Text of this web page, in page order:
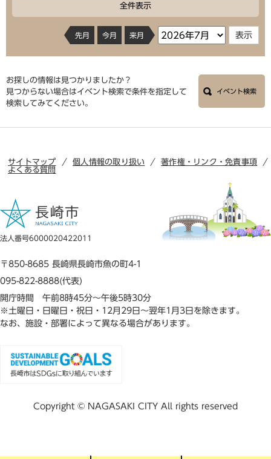
全件表示
先月 今月 来月
お探しの情報は見つかりましたか？
見つからない場合はイベント検索で条件を指定して
検索してみてください。
イベント検索
サイトマップ 個人情報の取り扱い
著作権・リンク・免責事項
よくある質問
法人番号6000020422011
〒850-8685 長崎県長崎市魚の町4-1
095-822-8888(代表)
開庁時間 午前8時45分～午後5時30分
※土曜日・日曜日・祝日・12月29日～翌年1月3日を除きます。
なお、施設・部署によって異なる場合があります。
Copyright © NAGASAKI CITY All rights reserved